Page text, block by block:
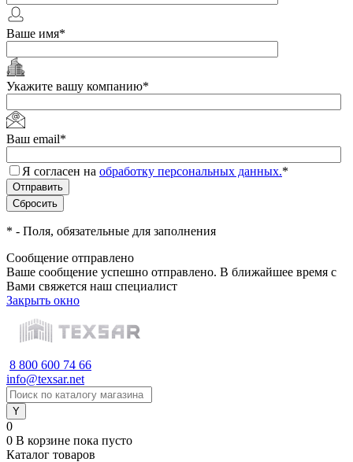
Ваше имя*
Укажите вашу компанию*
Ваш email*
Я согласен на обработку персональных данных.*
* - Поля, обязательные для заполнения
Сообщение отправлено
Ваше сообщение успешно отправлено. В ближайшее время с
Вами свяжется наш специалист
Закрыть окно
8 800 600 74 66
info@texsar.net
0
0 В корзине пока пусто
Каталог товаров